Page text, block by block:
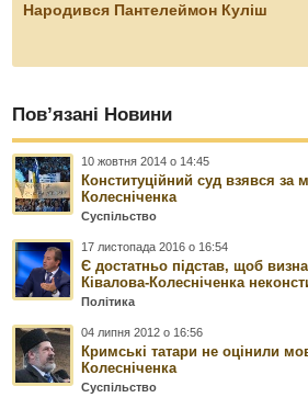
Народився Пантелеймон Куліш
Пов’язані Новини
10 жовтня 2014 о 14:45
Конституційний суд взявся за
Колесніченка
Суспільство
17 листопада 2016 о 16:54
Є достатньо підстав, щоб
Ківалова-Колесніченка
Політика
04 липня 2012 о 16:56
Кримські татари не оцінили
Колесніченка
Суспільство